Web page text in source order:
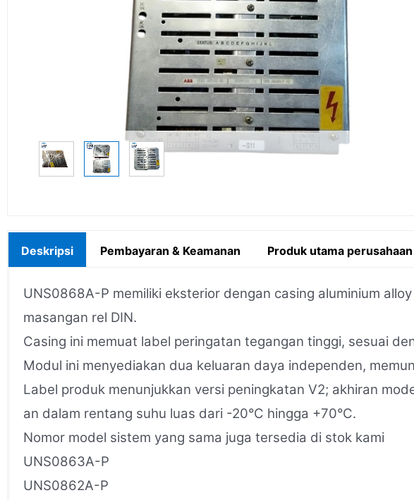
Deskripsi Pembayaran & Keamanan Produk utama perusahaan
UNS0868A-P memiliki eksterior dengan casing aluminium
masangan rel DIN.
Casing ini memuat label peringatan tegangan tinggi, sesuai
Modul ini menyediakan dua keluaran daya independen,
Label produk menunjukkan versi peningkatan V2; akhiran
an dalam rentang suhu luas dari -20°C hingga +70°C.
Nomor model sistem yang sama juga tersedia di stok kami
UNS0863A-P
UNS0862A-P